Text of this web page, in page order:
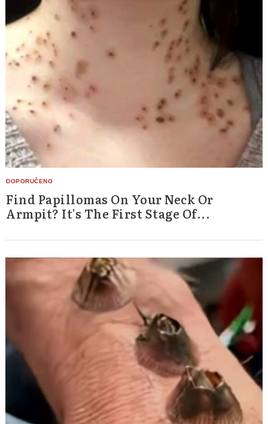
Find Papillomas On Your Neck Or
Armpit? It's The First Stage Of...
Search
for: